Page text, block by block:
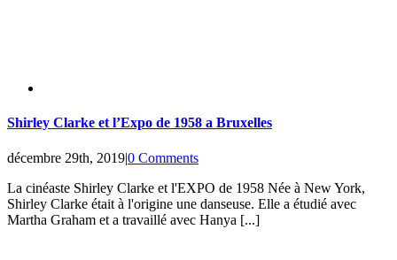
Shirley Clarke et l’Expo de 1958 a Bruxelles
décembre 29th, 2019|0 Comments
La cinéaste Shirley Clarke et l'EXPO de 1958 Née à New York,
Shirley Clarke était à l'origine une danseuse. Elle a étudié avec
Martha Graham et a travaillé avec Hanya [...]